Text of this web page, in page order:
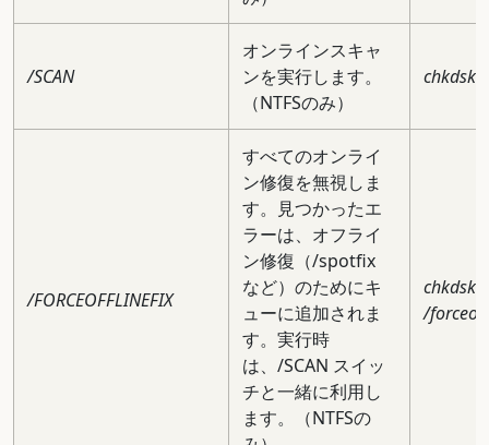
/SCAN
オンラインスキャ
ンを実行します。
（NTFSのみ）
chkdsk
/FORCEOFFLINEFIX
すべてのオンライ
ン修復を無視しま
す。見つかったエ
ラーは、オフライ
ン修復（/spotfix
など）のためにキ
ューに追加されま
す。実行時
は、/SCAN スイッ
チと一緒に利用し
ます。（NTFSの
chkdsk
/